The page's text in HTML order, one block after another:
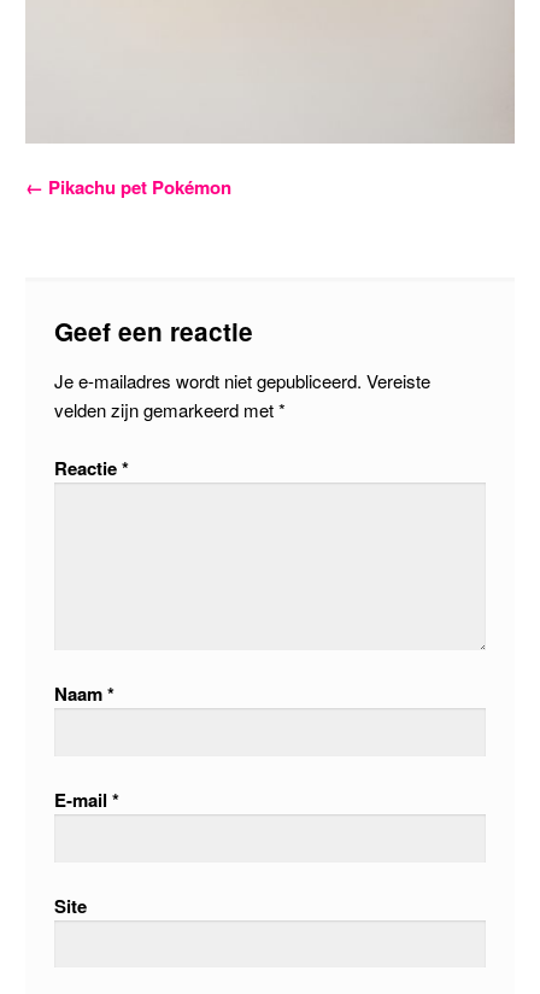
Bericht
← Pikachu pet Pokémon
Geef een reactie
Je e-mailadres wordt niet gepubliceerd. Vereiste
velden zijn gemarkeerd met*
Reactie*
Naam*
E-mail*
Site